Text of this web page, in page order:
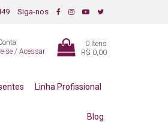
Siga-nos
se / Acessar
0 Itens
R$ 0,00
Linha Profissional
Blog